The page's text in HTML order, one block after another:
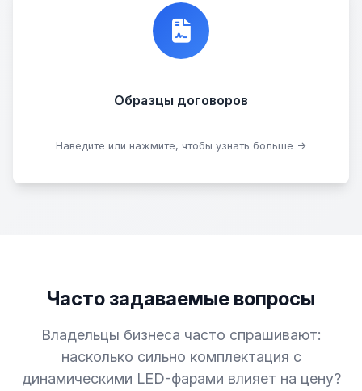
Образцы договоров
Наведите или нажмите, чтобы узнать больше →
Договор купли-продажи
Скачать образцы
Часто задаваемые вопросы
Владельцы бизнеса часто спрашивают:
насколько сильно комплектация с
динамическими LED-фарами влияет на цену?